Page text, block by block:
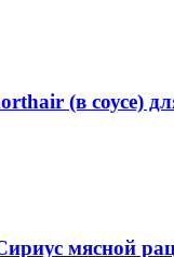
(в соусе)
мясной